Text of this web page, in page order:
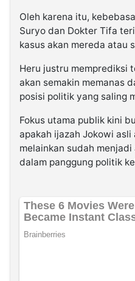
Oleh karena itu,
Suryo dan Dokter Tifa
kasus akan mereda atau
Heru justru memprediksi
akan semakin memanas
posisi politik yang saling
Fokus utama publik kini
apakah ijazah Jokowi
melainkan sudah
dalam panggung politik